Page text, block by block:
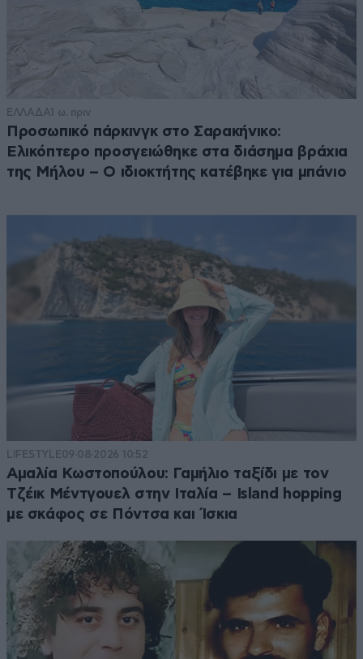
ΕΛΛΑΔΑ1 ω. πριν
Προσωπικό πάρκινγκ στο Σαρακήνικο:
Ελικόπτερο προσγειώθηκε στα διάσημα βράχια
της Μήλου – Ο ιδιοκτήτης κατέβηκε για μπάνιο
LIFESTYLE09·08·2026 10:52
Αμαλία Κωστοπούλου: Γαμήλιο ταξίδι με τον
Τζέικ Μέντγουελ στην Ιταλία – Island hopping
με σκάφος σε Πόντσα και Ίσκια